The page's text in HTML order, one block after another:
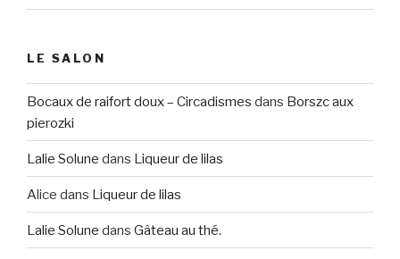
LE SALON
Bocaux de raifort doux – Circadismes dans Borszc aux
pierozki
Lalie Solune dans Liqueur de lilas
Alice dans Liqueur de lilas
Lalie Solune dans Gâteau au thé.